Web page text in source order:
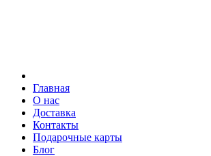
Главная
О нас
Доставка
Контакты
Подарочные карты
Блог